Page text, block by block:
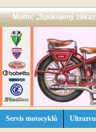
Motto: ,,Spokojený
Servis motocyklů